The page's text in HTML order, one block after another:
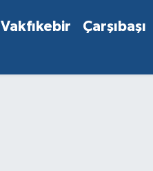
Vakfıkebir Çarşıbaşı